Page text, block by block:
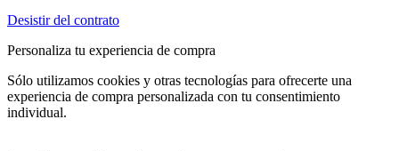
Desistir del contrato
Personaliza tu experiencia de compra
Sólo utilizamos cookies y otras tecnologías para ofrecerte una
experiencia de compra personalizada con tu consentimiento
individual.